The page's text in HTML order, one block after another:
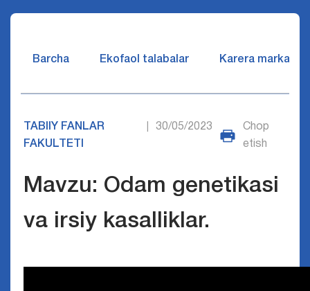
Barcha Ekofaol talabalar Karera markazi
TABIIY FANLAR
FAKULTETI
30/05/2023
Chop
etish
Mavzu: Odam genetikasi
va irsiy kasalliklar.